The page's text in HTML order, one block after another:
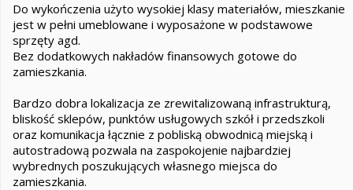
Do wykończenia użyto wysokiej klasy materiałów, mieszkanie
jest w pełni umeblowane i wyposażone w podstawowe
sprzęty agd.
Bez dodatkowych nakładów finansowych gotowe do
zamieszkania.
Bardzo dobra lokalizacja ze zrewitalizowaną infrastrukturą,
bliskość sklepów, punktów usługowych szkół i przedszkoli
oraz komunikacja łącznie z pobliską obwodnicą miejską i
autostradową pozwala na zaspokojenie najbardziej
wybrednych poszukujących własnego miejsca do
zamieszkania.